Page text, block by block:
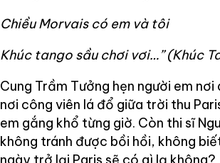
Chiều Morvais có em và tôi
Khúc tango sầu chơi vơi…” (Khúc
Cung Trầm Tưởng hẹn người em nơi
nơi công viên lá đổ giữa trời thu
em gắng khổ từng giờ. Còn thi sĩ
không tránh được bồi hồi, không